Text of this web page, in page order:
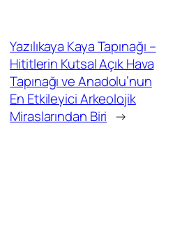
Yazılıkaya Kaya Tapınağı –
Hititlerin Kutsal Açık Hava
Tapınağı ve Anadolu’nun
En Etkileyici Arkeolojik
Miraslarından Biri →